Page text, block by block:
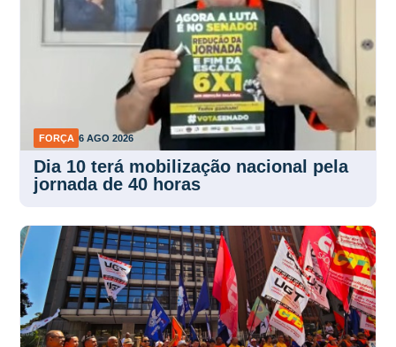
FORÇA 6 AGO 2026
Dia 10 terá mobilização nacional pela
jornada de 40 horas